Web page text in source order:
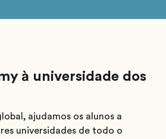
à universidade dos
ajudamos os alunos a
universidades de todo o